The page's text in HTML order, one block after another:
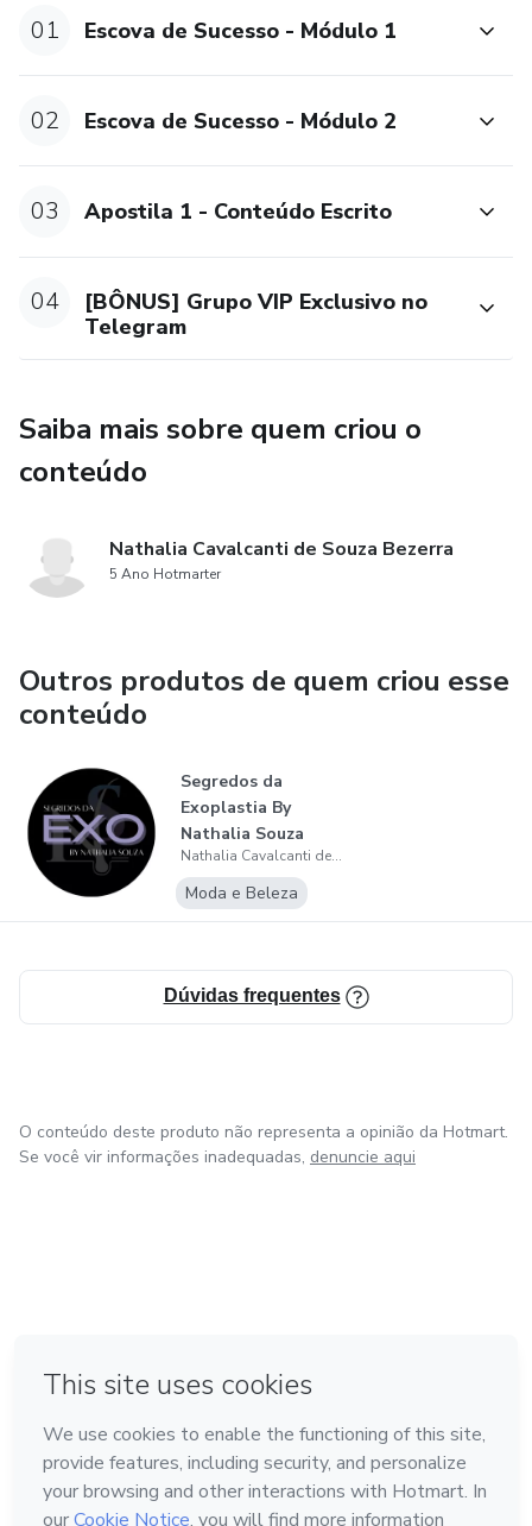
01 Escova de Sucesso - Módulo 1
02 Escova de Sucesso - Módulo 2
03 Apostila 1 - Conteúdo Escrito
04
[BÔNUS] Grupo VIP Exclusivo no
Telegram
Saiba mais sobre quem criou o
conteúdo
Nathalia Cavalcanti de Souza Bezerra
5 Ano Hotmarter
Outros produtos de quem criou esse
conteúdo
Segredos da
Exoplastia By
Nathalia Souza
Nathalia Cavalcanti de Souza Bezerra
Moda e Beleza
Dúvidas frequentes
O conteúdo deste produto não representa a opinião da Hotmart.
Se você vir informações inadequadas, denuncie aqui
Feito com ❤ em Bogotá
Conheça a Hotmart